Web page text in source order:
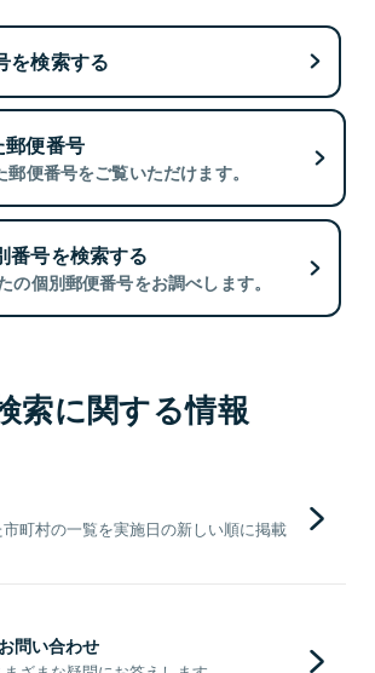
を検索する
便番号
便番号をご覧いただけます。
番号を検索する
の個別郵便番号をお調べします。
索に関する情報
町村の一覧を実施日の新しい順に掲載
問い合わせ